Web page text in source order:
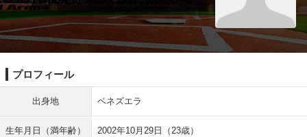
プロフィール
出身地 ベネズエラ
生年月日（満年齢） 2002年10月29日（23歳）